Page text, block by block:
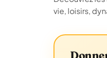
vie, loisirs,